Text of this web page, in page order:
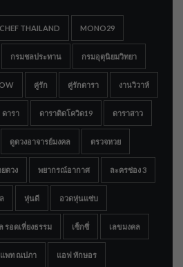
THAILAND MONO29
กรมชลประทาน กรมอุตุนิยมวิทยา
คู่รัก คู่รักดารา งานวิวาห์
ดารา ดาราติดโควิด19 ดาราสาว
ดูดวงอาจารย์มงคล ตรวจหวย
ดวง พยากรณ์อากาศ ละครช่อง 3
หุ่นดี อวดหุ่นแซ่บ
รอดเที่ยงธรรม เซ็กซี่ เลขมงคล
แพท ณปภา แอฟ ทักษอร